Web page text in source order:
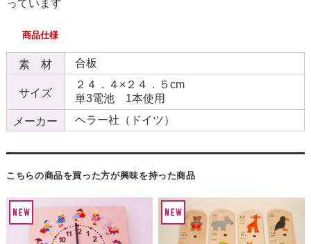
っています
商品仕様
素 材 合板
サイズ
２４．４×２４．５cm
単3電池 1本使用
メーカー
ヘラー社（ドイツ）
こちらの商品を買った方が興味を持った商品